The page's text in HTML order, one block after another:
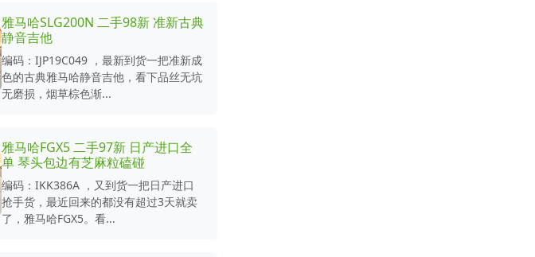
雅马哈SLG200N 二手98新 准新古典
静音吉他
编码：IJP19C049 ，最新到货一把准新成
色的古典雅马哈静音吉他，看下品丝无坑
无磨损，烟草棕色渐...
雅马哈FGX5 二手97新 日产进口全
单 琴头包边有芝麻粒磕碰
编码：IKK386A ，又到货一把日产进口
抢手货，最近回来的都没有超过3天就卖
了，雅马哈FGX5。看...